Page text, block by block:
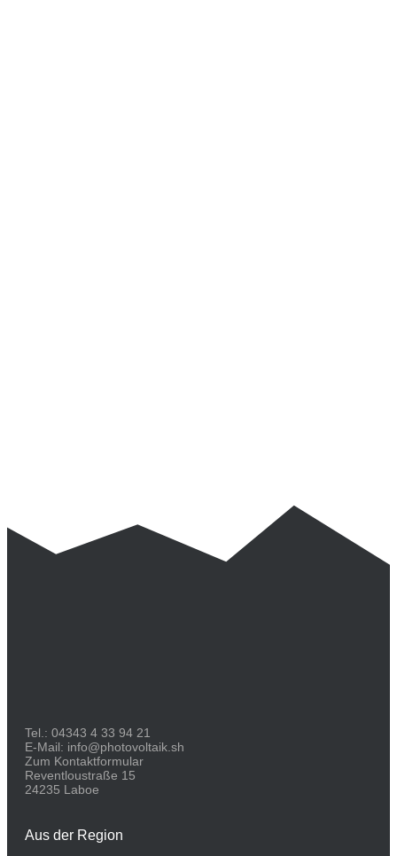
Tel.: 04343 4 33 94 21
E-Mail: info@photovoltaik.sh
Zum Kontaktformular
Reventloustraße 15
24235 Laboe
Aus der Region